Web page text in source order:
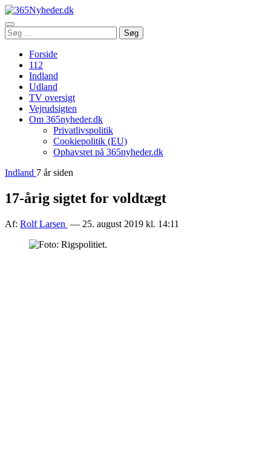
Åbn
menu
Søg
efter:
Søg
Forside
112
Indland
Udland
TV oversigt
Vejrudsigten
Om 365nyheder.dk
Privatlivspolitik
Cookiepolitik (EU)
Ophavsret på 365nyheder.dk
Indland 7 år siden
17-årig sigtet for voldtægt
Af: Rolf Larsen — 25. august 2019 kl. 14:11